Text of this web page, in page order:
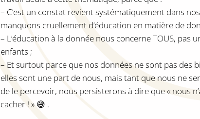
– C’est un constat revient systématiquement dans
manquons cruellement d’éducation en matière de
– L’éducation à la donnée nous concerne TOUS, pas
enfants ;
– Et surtout parce que nos données ne sont pas des
elles sont une part de nous, mais tant que nous ne
de le percevoir, nous persisterons à dire que « nous
cacher ! » 😅 .